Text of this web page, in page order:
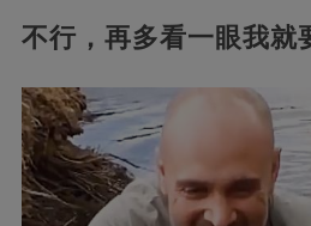
不行，再多看一眼我就